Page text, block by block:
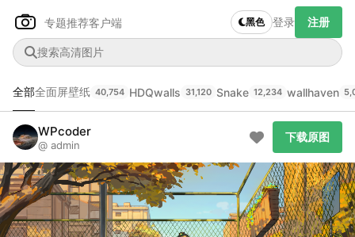
专题推荐客户端 黑色 登录 注册
全部全面屏壁纸 40,754 HDQwalls 31,120 Snake 12,234 wallhaven
WPcoder
@ admin
下载原图
Author Name
@author
查看
--
下载
--
分类
--
主色调
--